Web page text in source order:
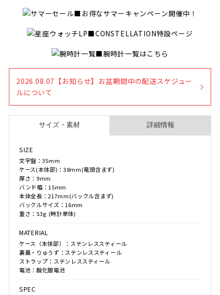
■お得なサマーキャンペーン開催中！
■CONSTELLATION特設ページ
■腕時計一覧はこちら
2026.08.07【お知らせ】お盆期間中の配送スケジュー
ルについて
SIZE
文字盤：35mm
ケース(本体部)：38mm(竜頭含まず)
厚さ：9mm
バンド幅：15mm
本体全長：217mm(バックル含まず)
バックルサイズ：16mm
重さ：53g (時計単体)
MATERIAL
ケース（本体部）：ステンレススティール
裏蓋・りゅうず：ステンレススティール
ストラップ：ステンレススティール
電池：酸化銀電池
SPEC